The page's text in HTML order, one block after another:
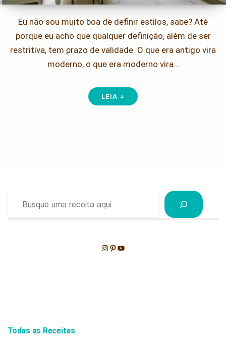
Eu não sou muito boa de definir estilos, sabe? Até
porque eu acho que qualquer definição, além de ser
restritiva, tem prazo de validade. O que era antigo vira
moderno, o que era moderno vira…
LEIA +
Instagram
Pinterest
Youtube
Todas as Receitas